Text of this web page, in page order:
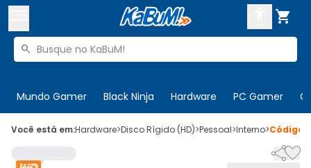

Buscar produtos

Mundo Gamer Black Ninja Hardware PC Gamer
 Olá. Acesse sua conta
 Departamentos
Você está em:Hardware>Disco Rígido (HD)>Pessoal>Interno>Código
